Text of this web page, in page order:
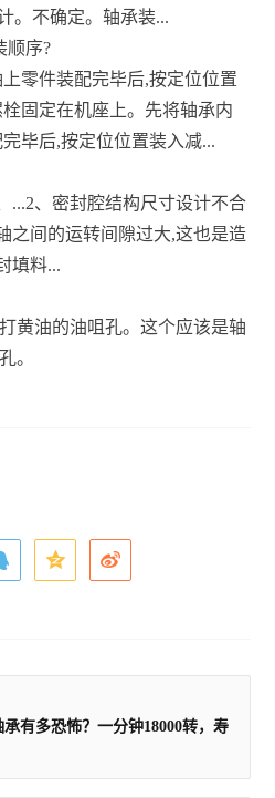
。不确定。轴承装...
顺序?
零件装配完毕后,按定位位置
固定在机座上。先将轴承内
毕后,按定位位置装入减...
...2、密封腔结构尺寸设计不合
之间的运转间隙过大,这也是造
填料...
黄油的油咀孔。这个应该是轴
。
有多恐怖？一分钟18000转，寿